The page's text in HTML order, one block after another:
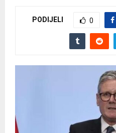
PODIJELI 0